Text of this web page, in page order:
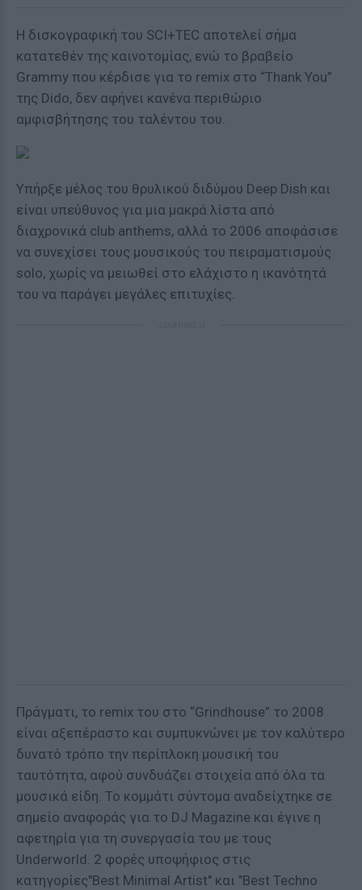
Η δισκογραφική του SCI+TEC αποτελεί σήμα
κατατεθέν της καινοτομίας, ενώ το βραβείο
Grammy που κέρδισε για το remix στο “Thank You”
της Dido, δεν αφήνει κανένα περιθώριο
αμφισβήτησης του ταλέντου του.
Υπήρξε μέλος του θρυλικού διδύμου Deep Dish και
είναι υπεύθυνος για μια μακρά λίστα από
διαχρονικά club anthems, αλλά το 2006 αποφάσισε
να συνεχίσει τους μουσικούς του πειραματισμούς
solo, χωρίς να μειωθεί στο ελάχιστο η ικανότητά
του να παράγει μεγάλες επιτυχίες.
Πράγματι, το remix του στο “Grindhouse” το 2008
είναι αξεπέραστο και συμπυκνώνει με τον καλύτερο
δυνατό τρόπο την περίπλοκη μουσική του
ταυτότητα, αφού συνδυάζει στοιχεία από όλα τα
μουσικά είδη. Το κομμάτι σύντομα αναδείχτηκε σε
σημείο αναφοράς για το DJ Magazine και έγινε η
αφετηρία για τη συνεργασία του με τους
Underworld. 2 φορές υποψήφιος στις
κατηγορίες"Best Minimal Artist" και "Best Techno